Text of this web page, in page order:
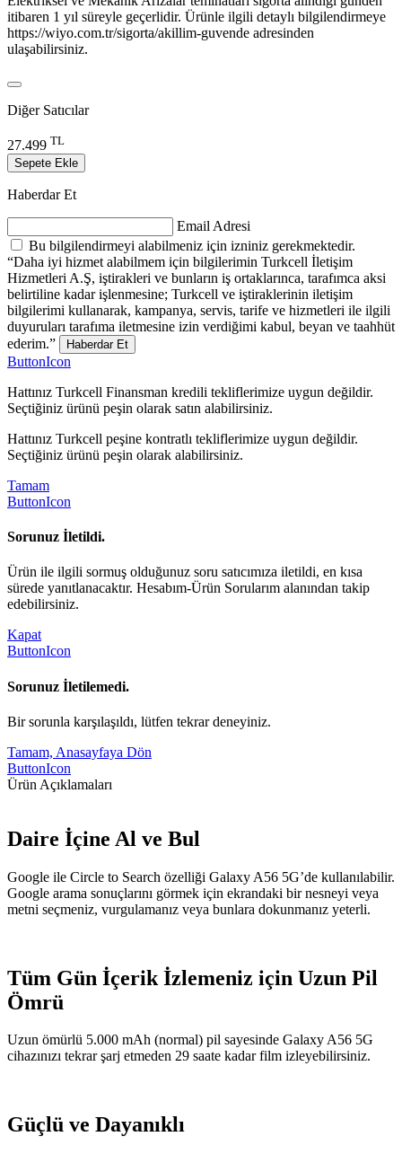
itibaren 1 yıl süreyle geçerlidir. Ürünle ilgili detaylı bilgilendirmeye
https://wiyo.com.tr/sigorta/akillim-guvende adresinden
ulaşabilirsiniz.
Diğer Satıcılar
27.499 TL
Sepete Ekle
Haberdar Et
Email Adresi
Bu bilgilendirmeyi alabilmeniz için izniniz gerekmektedir.
“Daha iyi hizmet alabilmem için bilgilerimin Turkcell İletişim
Hizmetleri A.Ş, iştirakleri ve bunların iş ortaklarınca, tarafımca aksi
belirtiline kadar işlenmesine; Turkcell ve iştiraklerinin iletişim
bilgilerimi kullanarak, kampanya, servis, tarife ve hizmetleri ile ilgili
duyuruları tarafıma iletmesine izin verdiğimi kabul, beyan ve taahhüt
ederim.”
Haberdar Et
ButtonIcon
Hattınız Turkcell Finansman kredili tekliflerimize uygun değildir.
Seçtiğiniz ürünü peşin olarak satın alabilirsiniz.
Hattınız Turkcell peşine kontratlı tekliflerimize uygun değildir.
Seçtiğiniz ürünü peşin olarak alabilirsiniz.
Tamam
ButtonIcon
Sorunuz İletildi.
Ürün ile ilgili sormuş olduğunuz soru satıcımıza iletildi, en kısa
sürede yanıtlanacaktır. Hesabım-Ürün Sorularım alanından takip
edebilirsiniz.
Kapat
ButtonIcon
Sorunuz İletilemedi.
Bir sorunla karşılaşıldı, lütfen tekrar deneyiniz.
Tamam, Anasayfaya Dön
ButtonIcon
Ürün Açıklamaları
Daire İçine Al ve Bul
Google ile Circle to Search özelliği Galaxy A56 5G’de kullanılabilir.
Google arama sonuçlarını görmek için ekrandaki bir nesneyi veya
metni seçmeniz, vurgulamanız veya bunlara dokunmanız yeterli.
Tüm Gün İçerik İzlemeniz için Uzun Pil
Ömrü
Uzun ömürlü 5.000 mAh (normal) pil sayesinde Galaxy A56 5G
cihazınızı tekrar şarj etmeden 29 saate kadar film izleyebilirsiniz.
Güçlü ve Dayanıklı